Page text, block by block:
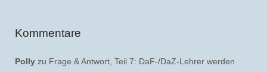
Kommentare
Polly zu Frage & Antwort, Teil 7: DaF-/DaZ-Lehrer werden